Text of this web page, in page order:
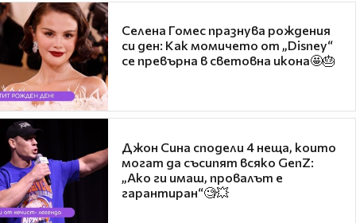
Селена Гомес празнува рождения
си ден: Как момичето от „Disney“
се превърна в световна икона🤩🎂
Джон Сина сподели 4 неща, които
могат да съсипят всяко GenZ:
„Ако ги имаш, провалът е
гарантиран“🧐💥